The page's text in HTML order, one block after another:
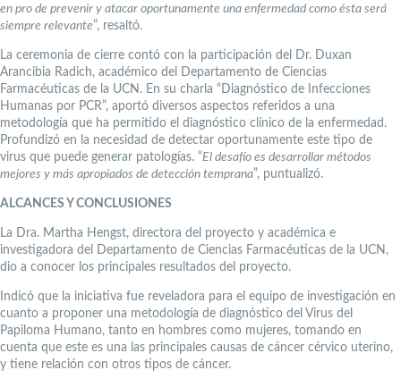
en pro de prevenir y atacar oportunamente una enfermedad como ésta será
siempre relevante”, resaltó.
La ceremonia de cierre contó con la participación del Dr. Duxan
Arancibia Radich, académico del Departamento de Ciencias
Farmacéuticas de la UCN. En su charla “Diagnóstico de Infecciones
Humanas por PCR”, aportó diversos aspectos referidos a una
metodología que ha permitido el diagnóstico clínico de la enfermedad.
Profundizó en la necesidad de detectar oportunamente este tipo de
virus que puede generar patologías. “El desafío es desarrollar métodos
mejores y más apropiados de detección temprana”, puntualizó.
ALCANCES Y CONCLUSIONES
La Dra. Martha Hengst, directora del proyecto y académica e
investigadora del Departamento de Ciencias Farmacéuticas de la UCN,
dio a conocer los principales resultados del proyecto.
Indicó que la iniciativa fue reveladora para el equipo de investigación en
cuanto a proponer una metodología de diagnóstico del Virus del
Papiloma Humano, tanto en hombres como mujeres, tomando en
cuenta que este es una las principales causas de cáncer cérvico uterino,
y tiene relación con otros tipos de cáncer.